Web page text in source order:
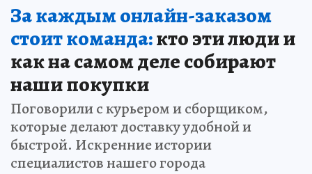
За каждым онлайн-заказом
стоит команда:кто эти люди и
как на самом деле собирают
наши покупки
Поговорили с курьером и сборщиком,
которые делают доставку удобной и
быстрой. Искренние истории
специалистов нашего города